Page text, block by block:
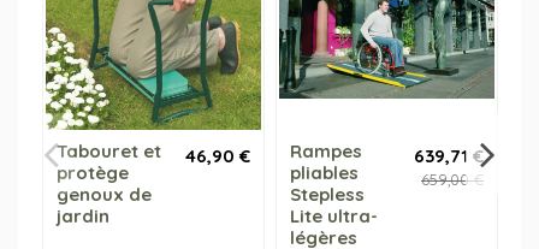
Tabouret et
protège
genoux de
jardin
46,90 €
Rampes
pliables
Stepless
Lite ultra-
légères
639,71 €
659,00 €